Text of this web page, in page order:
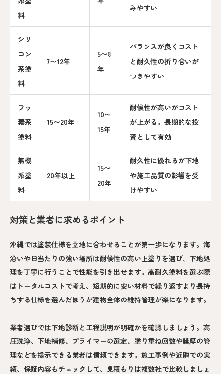
料
みやすい
シリ
コン
系塗
料
7〜12年
5〜8
年
バランスが良くコスト
と耐久性の折り合いが
つきやすい
フッ
素系
塗料
15〜20年
10〜
15年
耐候性が高いがコスト
が上がる。長期的な投
資として有効
無機
系塗
料
20年以上
15〜
20年
耐久性に優れるが下地
や施工品質の影響を受
けやすい
対策と業者に求めるポイント
沖縄では塗装仕様を立地に合わせることが第一歩になります。海
沿いや日当たりの強い場所は耐候性の高い上塗りを選び、下地処
理を丁寧に行うことで性能を引き出せます。高耐久塗料を選ぶ際
はトータルコストで考え、短期的に安い材料で繰り返すより長持
ちする仕様を選んだほうが建物全体の維持管理が楽になります。
業者選びでは下地診断と工程説明が明確かを確認しましょう。高
圧洗浄、下地補修、プライマーの選定、塗り重ね回数や膜厚の管
理などを提示できる業者は信頼できます。施工事例や近隣での実
績、保証内容もチェックして、見積もりは複数社で比較しましょ